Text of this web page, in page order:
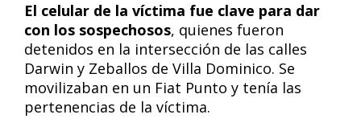
El celular de la víctima fue clave para dar
con los sospechosos, quienes fueron
detenidos en la intersección de las calles
Darwin y Zeballos de Villa Dominico. Se
movilizaban en un Fiat Punto y tenía las
pertenencias de la víctima.